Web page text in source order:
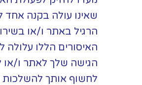
שאינו עולה בקנה אחד
הרגיל באתר ו/או
האיסורים הללו
הגישה שלך לאתר ו/או
לחשוף אותך